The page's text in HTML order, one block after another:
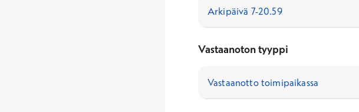
Vastaanoton tyyppi